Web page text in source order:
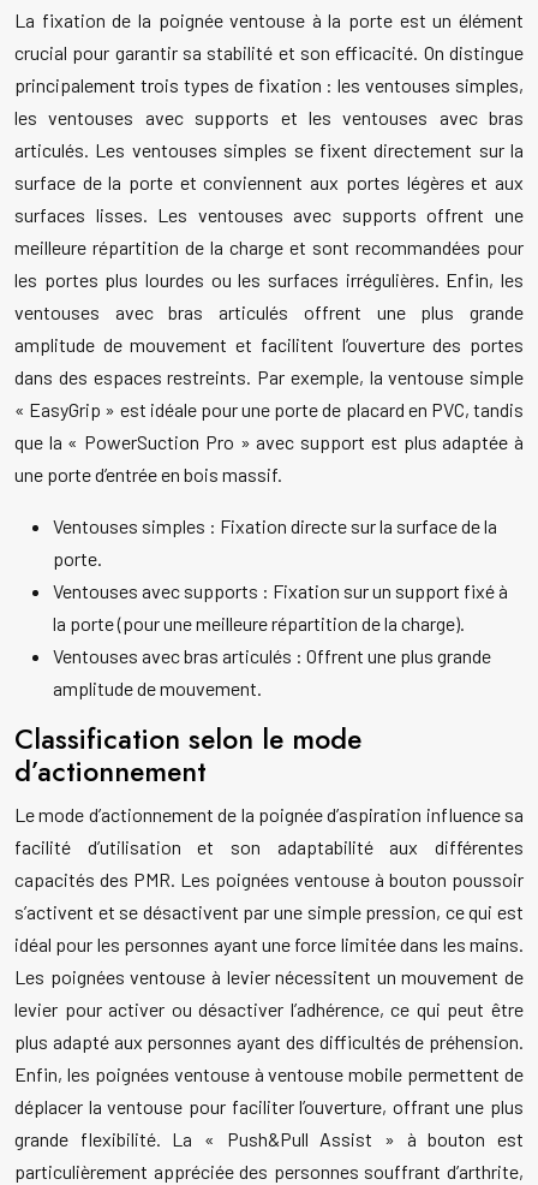
La fixation de la poignée ventouse à la porte est un élément
crucial pour garantir sa stabilité et son efficacité. On distingue
principalement trois types de fixation : les ventouses simples,
les ventouses avec supports et les ventouses avec bras
articulés. Les ventouses simples se fixent directement sur la
surface de la porte et conviennent aux portes légères et aux
surfaces lisses. Les ventouses avec supports offrent une
meilleure répartition de la charge et sont recommandées pour
les portes plus lourdes ou les surfaces irrégulières. Enfin, les
ventouses avec bras articulés offrent une plus grande
amplitude de mouvement et facilitent l’ouverture des portes
dans des espaces restreints. Par exemple, la ventouse simple
« EasyGrip » est idéale pour une porte de placard en PVC, tandis
que la « PowerSuction Pro » avec support est plus adaptée à
une porte d’entrée en bois massif.
Ventouses simples : Fixation directe sur la surface de la
porte.
Ventouses avec supports : Fixation sur un support fixé à
la porte (pour une meilleure répartition de la charge).
Ventouses avec bras articulés : Offrent une plus grande
amplitude de mouvement.
Classification selon le mode
d’actionnement
Le mode d’actionnement de la poignée d’aspiration influence sa
facilité d’utilisation et son adaptabilité aux différentes
capacités des PMR. Les poignées ventouse à bouton poussoir
s’activent et se désactivent par une simple pression, ce qui est
idéal pour les personnes ayant une force limitée dans les mains.
Les poignées ventouse à levier nécessitent un mouvement de
levier pour activer ou désactiver l’adhérence, ce qui peut être
plus adapté aux personnes ayant des difficultés de préhension.
Enfin, les poignées ventouse à ventouse mobile permettent de
déplacer la ventouse pour faciliter l’ouverture, offrant une plus
grande flexibilité. La « Push&Pull Assist » à bouton est
particulièrement appréciée des personnes souffrant d’arthrite,